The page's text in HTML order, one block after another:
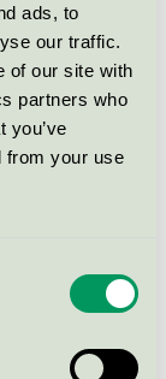
ads, to
our traffic.
of our site with
partners who
you’ve
from your use
ljus i